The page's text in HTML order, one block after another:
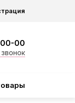
00
звонок